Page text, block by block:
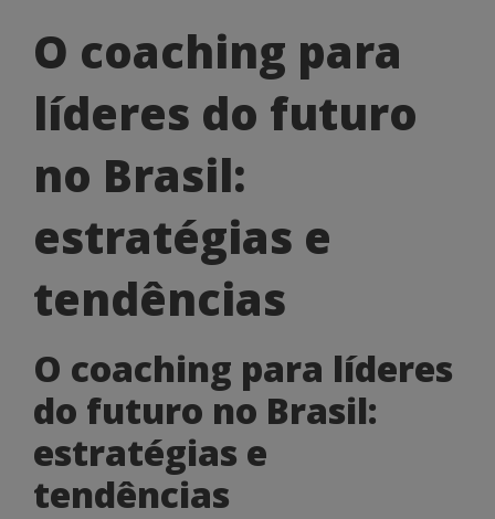
O
coaching
para
líderes
do
futuro
no
estratégias
e
tendências
O coaching para
líderes do futuro
no Brasil:
estratégias e
tendências
O coaching para líderes
do futuro no Brasil:
estratégias e
tendências